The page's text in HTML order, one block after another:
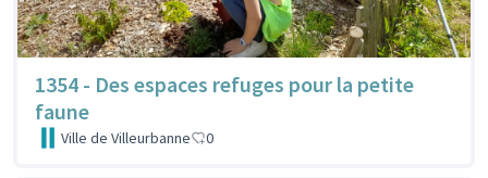
1354 - Des espaces refuges pour la petite
faune
Ville de Villeurbanne 0